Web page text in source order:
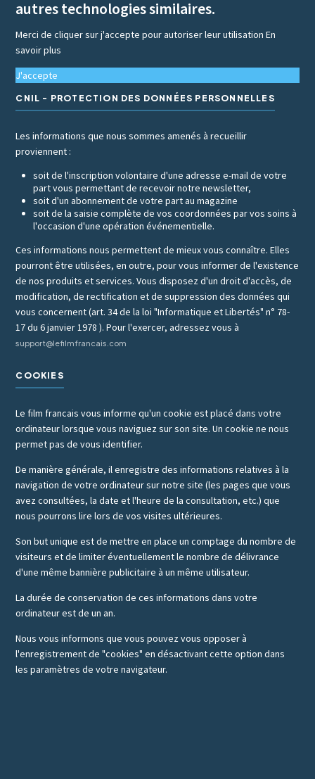
autres technologies similaires.
Merci de cliquer sur j'accepte pour autoriser leur utilisationEn
savoir plus
J'accepte
CNIL - PROTECTION DES DONNÉES PERSONNELLES
Les informations que nous sommes amenés à recueillir
proviennent :
soit de l'inscription volontaire d'une adresse e-mail de votre
part vous permettant de recevoir notre newsletter,
soit d'un abonnement de votre part au magazine
soit de la saisie complète de vos coordonnées par vos soins à
l'occasion d'une opération événementielle.
Ces informations nous permettent de mieux vous connaître. Elles
pourront être utilisées, en outre, pour vous informer de l'existence
de nos produits et services. Vous disposez d'un droit d'accès, de
modification, de rectification et de suppression des données qui
vous concernent (art. 34 de la loi "Informatique et Libertés" n° 78-
17 du 6 janvier 1978 ). Pour l'exercer, adressez vous à
support@lefilmfrancais.com
COOKIES
Le film francais vous informe qu'un cookie est placé dans votre
ordinateur lorsque vous naviguez sur son site. Un cookie ne nous
permet pas de vous identifier.
De manière générale, il enregistre des informations relatives à la
navigation de votre ordinateur sur notre site (les pages que vous
avez consultées, la date et l'heure de la consultation, etc.) que
nous pourrons lire lors de vos visites ultérieures.
Son but unique est de mettre en place un comptage du nombre de
visiteurs et de limiter éventuellement le nombre de délivrance
d'une même bannière publicitaire à un même utilisateur.
La durée de conservation de ces informations dans votre
ordinateur est de un an.
Nous vous informons que vous pouvez vous opposer à
l'enregistrement de "cookies" en désactivant cette option dans
les paramètres de votre navigateur.